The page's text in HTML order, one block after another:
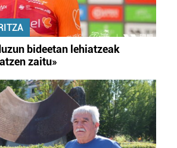
bideetan lehiatzeak
zaitu»